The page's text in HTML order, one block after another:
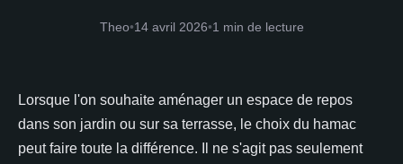
Theo•14 avril 2026•1 min de lecture
Lorsque l'on souhaite aménager un espace de repos
dans son jardin ou sur sa terrasse, le choix du hamac
peut faire toute la différence. Il ne s'agit pas seulement